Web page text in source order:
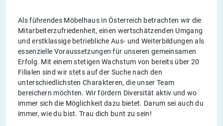
Als führendes Möbelhaus in Österreich betrachten wir die
Mitarbeiterzufriedenheit, einen wertschätzenden Umgang
und erstklassige betriebliche Aus- und Weiterbildungen als
essenzielle Voraussetzungen für unseren gemeinsamen
Erfolg. Mit einem stetigen Wachstum von bereits über 20
Filialen sind wir stets auf der Suche nach den
unterschiedlichsten Charakteren, die unser Team
bereichern möchten. Wir fördern Diversität aktiv und wo
immer sich die Möglichkeit dazu bietet. Darum sei auch du
immer, wie du bist. Trau dich bunt zu sein!